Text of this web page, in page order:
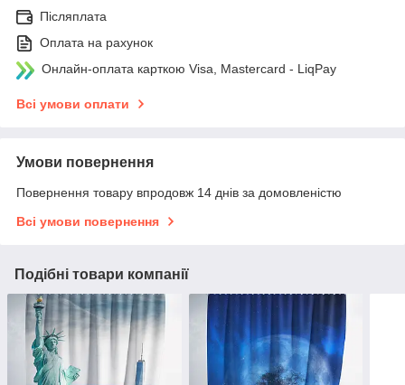
Післяплата
Оплата на рахунок
Онлайн-оплата карткою Visa, Mastercard - LiqPay
Всі умови оплати
Умови повернення
Повернення товару впродовж 14 днів за домовленістю
Всі умови повернення
Подібні товари компанії